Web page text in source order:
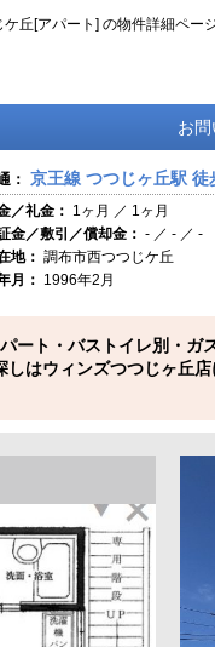
丘[アパート] の物件詳細ページ
お問
： 京王線 つつじヶ丘駅 徒
／礼金： 1ヶ月 ／ 1ヶ月
金／敷引／償却金： - ／ - ／ -
地： 調布市西つつじケ丘
月： 1996年2月
ート・バストイレ別・ガ
はウィンズつつじヶ丘